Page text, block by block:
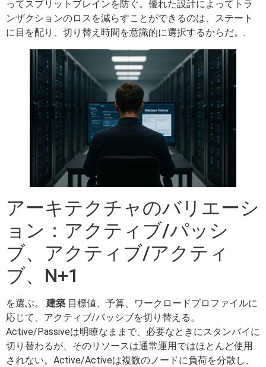
ってスプリットブレインを防ぐ。優れた設計によってトラ
ンザクションのロスを減らすことができるのは、ステート
に目を配り、切り替え時間を意識的に選択するからだ。.
アーキテクチャのバリエーシ
ョン：アクティブ/パッシ
ブ、アクティブ/アクティ
ブ、N+1
を選ぶ。 建築 目標値、予算、ワークロードプロファイルに
応じて、アクティブ/パッシブを切り替える。
Active/Passiveは明瞭なままで、必要なときにスタンバイに
切り替わるが、そのリソースは通常運用ではほとんど使用
されない。Active/Activeは複数のノードに負荷を分散し、